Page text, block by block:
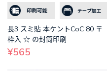
長3 スミ貼 本ケントCoC 80 〒
枠入 ☆ の封筒印刷
¥565